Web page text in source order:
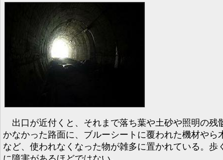
出口が近付くと、それまで落ち葉や土砂や照明の残
かなかった路面に、ブルーシートに覆われた機材やら
など、使われなくなった物が雑多に置かれている。歩